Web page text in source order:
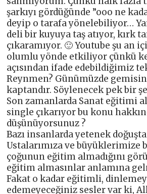
şarkıyı gördüğünde ”ooo ne
deyip o tarafa yönelebiliyor…
deli bir kuyuya taş atıyor, kırk
çıkaramıyor. 🙂 Youtube şu an
olumlu yönde etkiliyor çünkü
açısından ifade edebildiğimiz
Reynmen? Günümüzde
kaptandır. Söylenecek pek bir
Son zamanlarda Sanat eğitimi
single çıkarıyor bu konu
düşünüyorsunuz ?
Bazı insanlarda yetenek
Ustalarımıza ve büyüklerimize
çoğunun eğitim almadığını
eğitim almasınlar anlamına
Fakat o kadar eğitimli,
edemeyeceğiniz sesler var ki,